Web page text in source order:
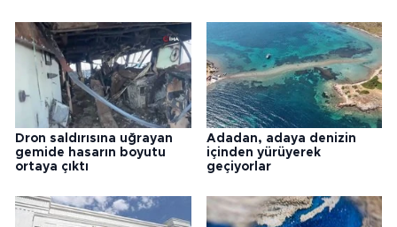
Dron saldırısına uğrayan
gemide hasarın boyutu
ortaya çıktı
Adadan, adaya denizin
içinden yürüyerek
geçiyorlar